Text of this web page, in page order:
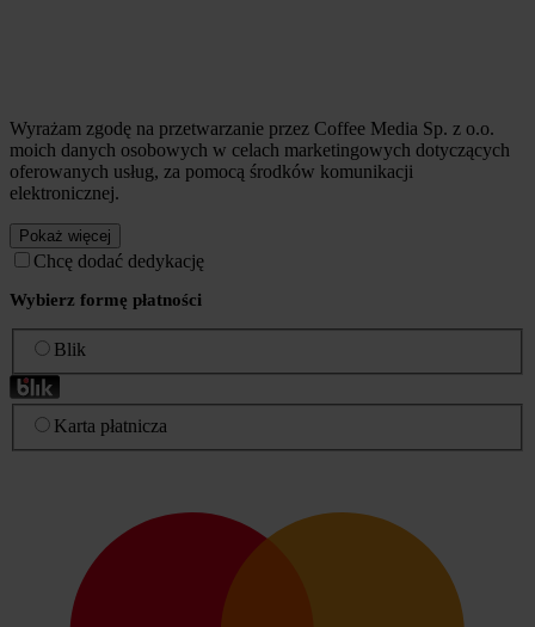
Wyrażam zgodę na przetwarzanie przez Coffee Media Sp. z o.o.
moich danych osobowych w celach marketingowych dotyczących
oferowanych usług, za pomocą środków komunikacji
elektronicznej.
Pokaż więcej
Chcę dodać dedykację
Wybierz formę płatności
Blik
Karta płatnicza